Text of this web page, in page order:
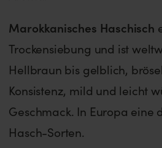
Marokkanisches Haschisch
Trockensiebung und ist
Hellbraun bis gelblich,
Konsistenz, mild und leicht
Geschmack. In Europa eine
Hasch-Sorten.